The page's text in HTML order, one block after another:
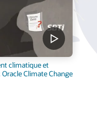
climatique et
Climate Change